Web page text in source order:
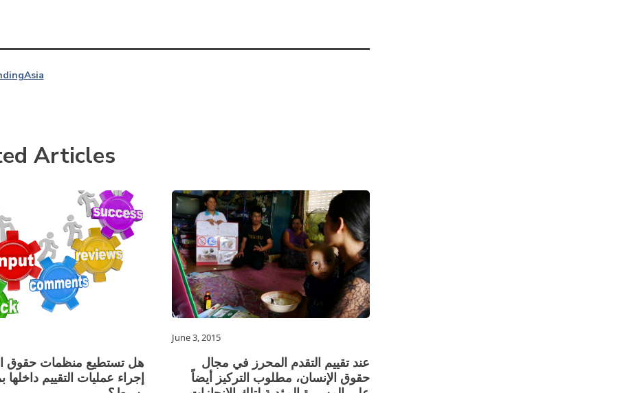
Asia
Articles
هل تستطيع منظمات حقوق
إجراء عمليات التقييم داخلها
June 3, 2015
عند تقييم التقدم المحرز في مجال
حقوق الإنسان، مطلوب التركيز أيضاً